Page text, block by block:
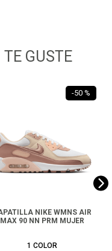
GUSTE
-50 %
NIKE WMNS AIR
MAX 90 NN PRM MUJER
1 COLOR